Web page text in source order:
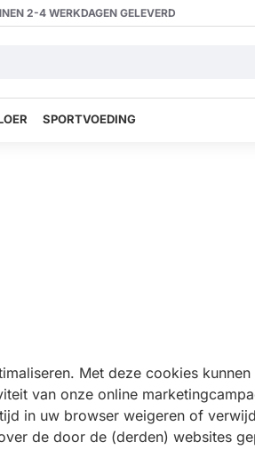
2-4 WERKDAGEN GELEVERD
SPORTVOEDING
Met deze cookies
van onze online
in uw browser weigeren of
de door de (derden) websites